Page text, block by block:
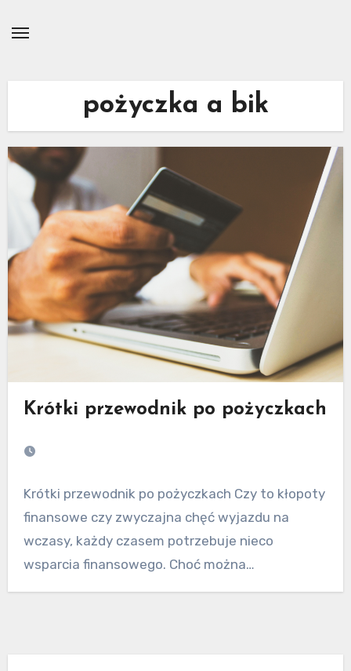
pożyczka a bik
Krótki przewodnik po pożyczkach
Krótki przewodnik po pożyczkach Czy to kłopoty
finansowe czy zwyczajna chęć wyjazdu na
wczasy, każdy czasem potrzebuje nieco
wsparcia finansowego. Choć można…